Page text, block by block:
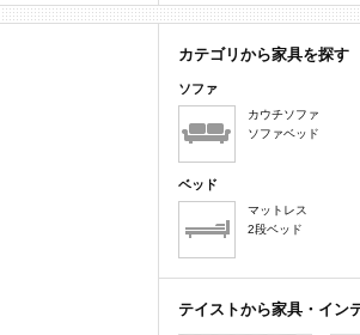
カテゴリから家具を探す
ソファ
カウチソファ
ソファベッド
ベッド
マットレス
2段ベッド
テイストから家具・イン